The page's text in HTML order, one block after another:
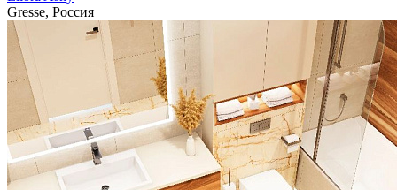
Gresse, Россия